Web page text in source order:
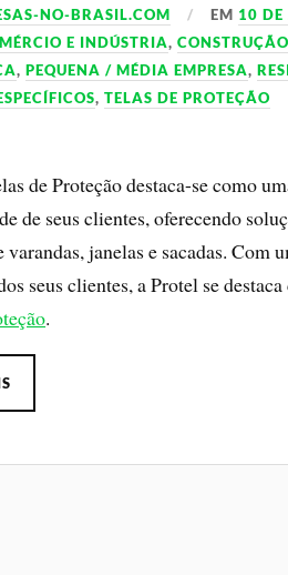
NO-BRASIL.COM EM 10 DE
E INDÚSTRIA,
,PEQUENA / MÉDIA EMPRESA,
,TELAS DE PROTEÇÃO
de Proteção destaca-se como
de seus clientes, oferecendo
varandas, janelas e sacadas. Com
seus clientes, a Protel se
.